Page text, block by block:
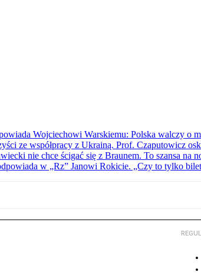
Wojciechowi Warskiemu: Polska walczy o
ze współpracy z Ukrainą. Prof. Czaputowicz
nie chce ścigać się z Braunem. To szansa na
w „Rz” Janowi Rokicie. „Czy to tylko